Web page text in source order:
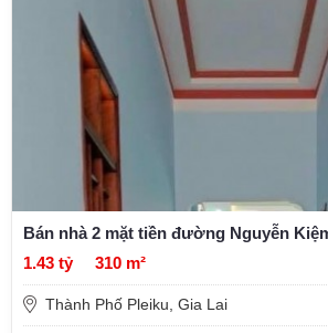
Bán nhà 2 mặt tiền đường Nguyễn
1.43 tỷ
310 m²
Thành Phố Pleiku, Gia Lai